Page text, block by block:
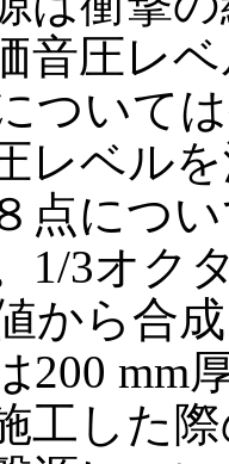
音圧レ
ついて
レベル
点につ
1/3オク
から合
200 mm
工した